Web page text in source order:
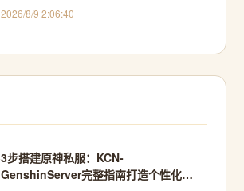
2026/8/9 2:06:40
3步搭建原神私服：KCN-
GenshinServer完整指南打造个性化游